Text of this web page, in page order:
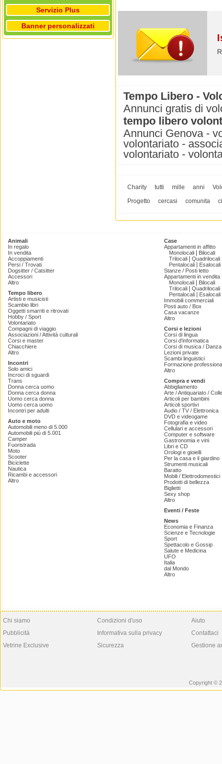
Servizio Plus
Banner personalizzati
Tempo Libero -
Annunci gratis di
tempo libero
Annunci Genova -
volontariato -
volontariato -
Charity tutti mille anni
Progetto
cercasi comunita
Animali
In regalo
In vendita
Accoppiamenti
Persi / Trovati
Dogsitter / Catsitter
Accessori
Altro
Tempo libero
Artisti e musicisti
Scambio libri
Oggetti smarriti e ritrovati
Hobby / Sport
Volontariato
Compagni di viaggio
Associazioni / Attività culturali
Corsi e master
Chiacchiere
Altro
Incontri
Solo amici
Incroci di sguardi
Trans
Donna cerca uomo
Donna cerca donna
Uomo cerca donna
Uomo cerca uomo
Incontri per adulti
Auto e moto
Automobili meno di 5.000
Automobili più di 5.001
Camper
Fuoristrada
Moto
Scooter
Biciclette
Nautica
Ricambi e accessori
Altro
Case
Appartamenti in affitto
Monolocali
Bilocali
Trilocali
Quadrilocali
Pentalocali
Esalocali
Stanze / Posti letto
Appartamenti in vendita
Monolocali
Bilocali
Trilocali
Quadrilocali
Pentalocali
Esalocali
Immobili commerciali
Posti auto / Box
Casa vacanze
Altro
Corsi e lezioni
Corsi di lingua
Corsi d'informatica
Corsi di musica /
Lezioni private
Scambi linguistici
Formazione
Altro
Compra e vendi
Abbigliamento
Arte / Antiquariato /
Articoli per bambini
Articoli sportivi
Audio / TV / Elettronica
DVD e videogame
Fotografia e video
Cellulari e accessori
Computer e software
Gastronomia e vini
Libri e CD
Orologi e gioielli
Per la casa e il giardino
Strumenti musicali
Baratto
Mobili / Elettrodomestici
Prodotti di bellezza
Biglietti
Sexy shop
Altro
Eventi / Feste
News
Economia e Finanza
Scienze e Tecnologie
Sport
Spettacolo e Gossip
Salute e Medicina
UFO
Italia
dal Mondo
Altro
Chi siamo
Pubblicità
Vetrine Exclusive
Condizioni d'uso
Informativa sulla privacy
Sicurezza
Aiuto
Contattaci
Gestione
Copyright ©